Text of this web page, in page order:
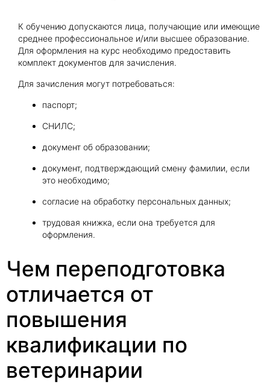
К обучению допускаются лица, получающие или имеющие
среднее профессиональное и/или высшее образование.
Для оформления на курс необходимо предоставить
комплект документов для зачисления.
Для зачисления могут потребоваться:
паспорт;
СНИЛС;
документ об образовании;
документ, подтверждающий смену фамилии, если
это необходимо;
согласие на обработку персональных данных;
трудовая книжка, если она требуется для
оформления.
Чем переподготовка
отличается от
повышения
квалификации по
ветеринарии